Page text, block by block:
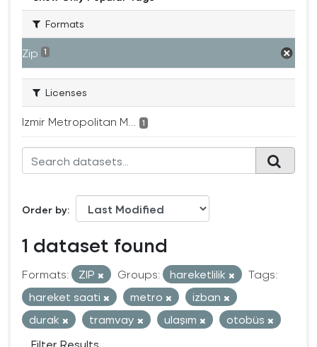
Formats
Zip 1
Licenses
Izmir Metropolitan M... 1
Order by
1 dataset found
Formats: ZIP Groups: hareketlilik
Tags:
hareket saati
metro
izban
durak
tramvay ulaşım
otobüs